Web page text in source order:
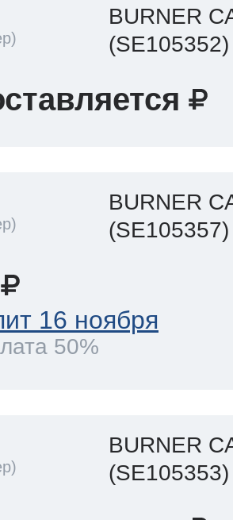
BURNER
(SE105352)
BURNER
(SE105357)
16 ноября
50%
BURNER
(SE105353)